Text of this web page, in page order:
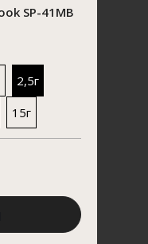
SP-41MB
2,5г
15г